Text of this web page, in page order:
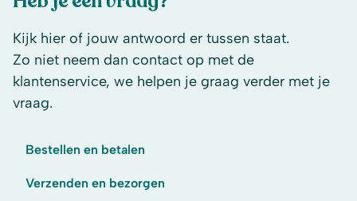
Kijk hier of jouw antwoord er tussen staat.
Zo niet neem dan contact op met de
klantenservice, we helpen je graag verder met je
vraag.
Bestellen en betalen
Verzenden en bezorgen